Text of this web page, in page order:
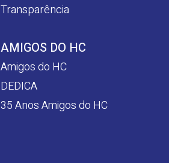
Transparência
AMIGOS DO HC
Amigos do HC
DEDICA
35 Anos Amigos do HC